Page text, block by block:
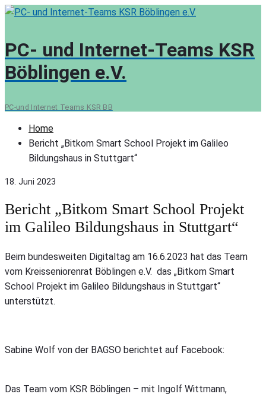
Skip
content
PC- und Internet-Teams KSR
Böblingen e.V.
PC-und Internet Teams KSR BB
Home
Bericht „Bitkom Smart School Projekt im Galileo
Bildungshaus in Stuttgart“
18. Juni 2023
Bericht „Bitkom Smart School Projekt
im Galileo Bildungshaus in Stuttgart“
Beim bundesweiten Digitaltag am 16.6.2023 hat das Team
vom Kreisseniorenrat Böblingen e.V. das „Bitkom Smart
School Projekt im Galileo Bildungshaus in Stuttgart“
unterstützt.
Sabine Wolf von der BAGSO berichtet auf Facebook:
Das Team vom KSR Böblingen – mit Ingolf Wittmann,